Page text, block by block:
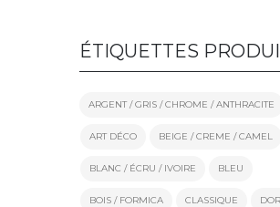
ÉTIQUETTES
ARGENT / GRIS / CHROME / ANTHRACITE
ART DÉCO BEIGE / CREME / CAMEL
BLANC / ÉCRU / IVOIRE BLEU
BOIS / FORMICA CLASSIQUE